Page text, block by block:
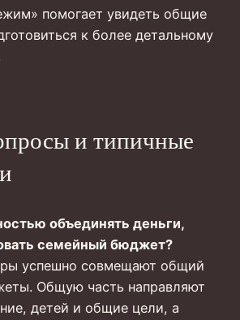
помогает увидеть общие
к более детальному
и типичные
объединять деньги,
семейный бюджет?
успешно совмещают общий
Общую часть направляют
детей и общие цели, а